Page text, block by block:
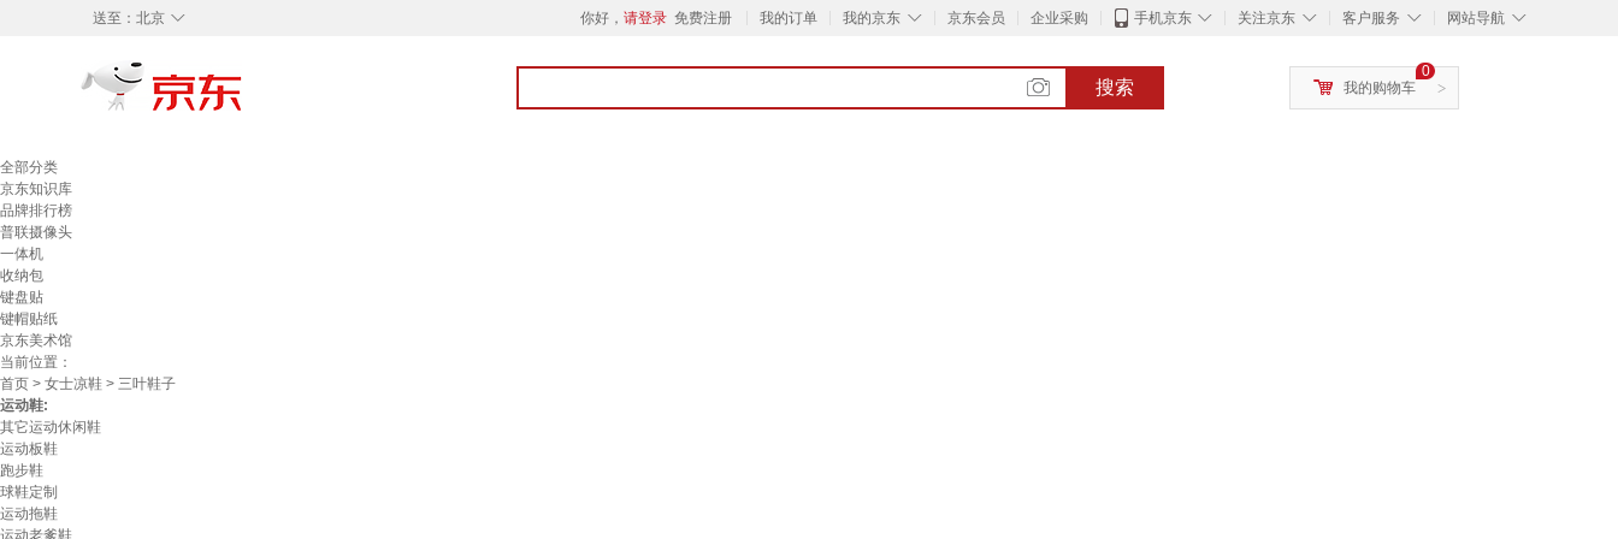
◇
送至： 北京 你好， 请登录 免费注册 我的订单 ◇
我的京东 京东会员 企业采购 ◇
手机京东 ◇
关注京东 ◇
客户服务 ◇
网站导航
搜索 >
0
我的购物车
全部分类
京东知识库
品牌排行榜
普联摄像头
一体机
收纳包
键盘贴
键帽贴纸
京东美术馆
当前位置：
首页 > 女士凉鞋 > 三叶鞋子
运动鞋:
其它运动休闲鞋
运动板鞋
跑步鞋
球鞋定制
运动拖鞋
运动老爹鞋